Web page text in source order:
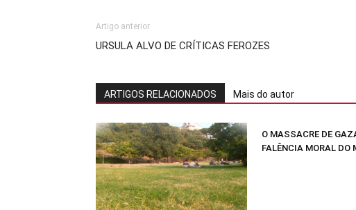
Artigo anterior
URSULA ALVO DE CRÍTICAS FEROZES
ARTIGOS RELACIONADOS Mais do autor
O MASSACRE DE
FALÊNCIA MORAL DO